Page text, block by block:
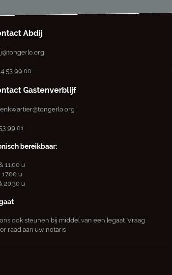
Abdij
53 99 00
Gastenverblijf
99 01
bereikbaar:
11.00 u
17.00 u
20.30 u
ook steunen bij middel van een legaat. Vraag
raad aan uw notaris